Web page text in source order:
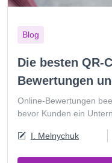
Blog
Die besten QR-
Bewertungen
Online-Bewertungen
bevor Kunden ein
I. Melnychuk